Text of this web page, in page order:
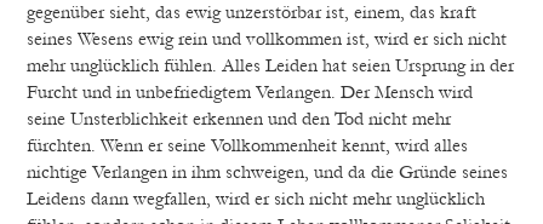
gegenüber sieht, das ewig unzerstörbar ist, einem, das kraft
seines Wesens ewig rein und vollkommen ist, wird er sich nicht
mehr unglücklich fühlen. Alles Leiden hat seien Ursprung in der
Furcht und in unbefriedigtem Verlangen. Der Mensch wird
seine Unsterblichkeit erkennen und den Tod nicht mehr
fürchten. Wenn er seine Vollkommenheit kennt, wird alles
nichtige Verlangen in ihm schweigen, und da die Gründe seines
Leidens dann wegfallen, wird er sich nicht mehr unglücklich